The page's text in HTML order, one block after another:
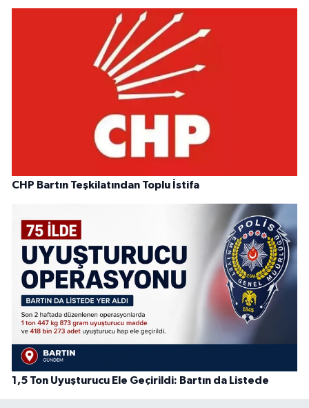
CHP Bartın Teşkilatından Toplu İstifa
1,5 Ton Uyuşturucu Ele Geçirildi: Bartın da Listede